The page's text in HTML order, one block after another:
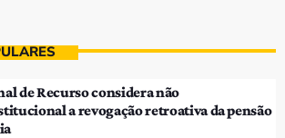
de Recurso considera não
a revogação retroativa da pensão